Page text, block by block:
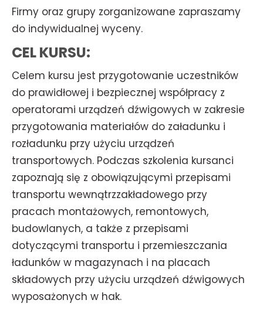
Firmy oraz grupy zorganizowane zapraszamy
do indywidualnej wyceny.
CEL KURSU:
Celem kursu jest przygotowanie uczestników
do prawidłowej i bezpiecznej współpracy z
operatorami urządzeń dźwigowych w zakresie
przygotowania materiałów do załadunku i
rozładunku przy użyciu urządzeń
transportowych. Podczas szkolenia kursanci
zapoznają się z obowiązującymi przepisami
transportu wewnątrzzakładowego przy
pracach montażowych, remontowych,
budowlanych, a także z przepisami
dotyczącymi transportu i przemieszczania
ładunków w magazynach i na placach
składowych przy użyciu urządzeń dźwigowych
wyposażonych w hak.